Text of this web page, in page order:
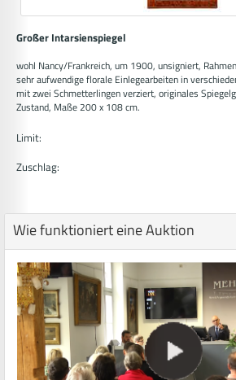
Großer Intarsienspiegel
wohl Nancy/Frankreich, um 1900, unsigniert,
sehr aufwendige florale Einlegearbeiten in
mit zwei Schmetterlingen verziert, originales
Zustand, Maße 200 x 108 cm.
Limit:
Zuschlag:
Wie funktioniert eine Auktion